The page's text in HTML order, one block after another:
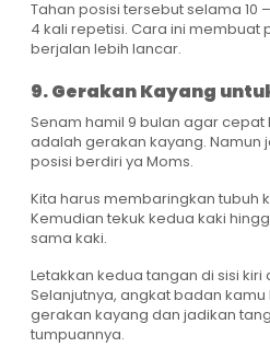
Tahan posisi tersebut selama 10
4 kali repetisi. Cara ini membuat
berjalan lebih lancar.
9. Gerakan Kayang
Senam hamil 9 bulan agar cepat
adalah gerakan kayang. Namun
posisi berdiri ya Moms.
Kita harus membaringkan tubuh
Kemudian tekuk kedua kaki
sama kaki.
Letakkan kedua tangan di sisi
Selanjutnya, angkat badan
gerakan kayang dan jadikan
tumpuannya.